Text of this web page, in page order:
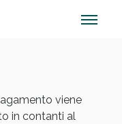
viene
in contanti al